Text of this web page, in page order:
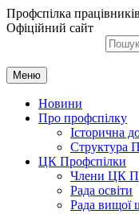
Профспілка
Офіційний сайт
Меню
Новини
Про профспілку
Історична
Структура
ЦК Профспілки
Члени ЦК
Рада освіти
Рада вищої